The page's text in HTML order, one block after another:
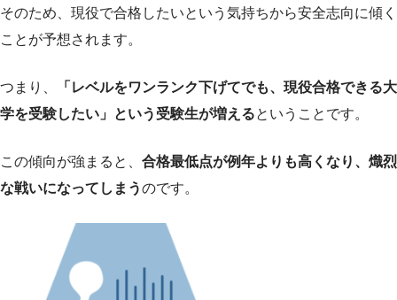
そのため、現役で合格したいという気持ちから安全志向に傾く
ことが予想されます。
つまり、
「レベルをワンランク下げてでも、現役合格できる大
学を受験したい」という受験生が増えるということです。
この傾向が強まると、 合格最低点が例年よりも高くなり、熾烈
な戦いになってしまうのです。